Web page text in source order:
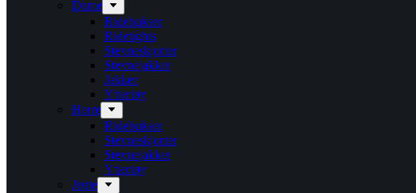
Dame
Ridebukser
Ridetights
Stevneskjorter
Stevnejakker
Jakker
Yttertøy
Herre
Ridebukser
Stevneskjorter
Stevnejakker
Yttertøy
Jente